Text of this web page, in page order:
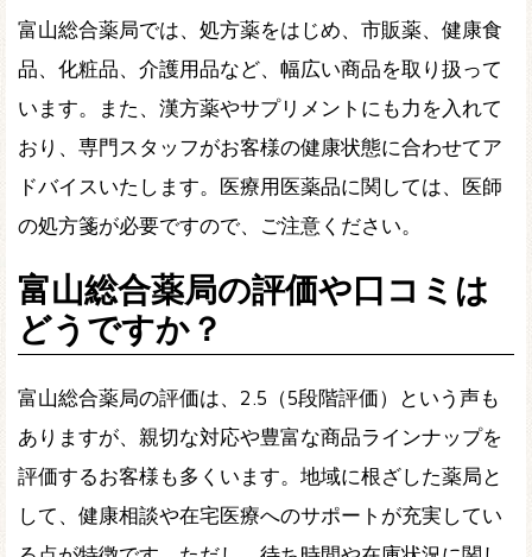
富山総合薬局では、処方薬をはじめ、市販薬、健康食
品、化粧品、介護用品など、幅広い商品を取り扱って
います。また、漢方薬やサプリメントにも力を入れて
おり、専門スタッフがお客様の健康状態に合わせてア
ドバイスいたします。医療用医薬品に関しては、医師
の処方箋が必要ですので、ご注意ください。
富山総合薬局の評価や口コミは
どうですか？
富山総合薬局の評価は、2.5（5段階評価）という声も
ありますが、親切な対応や豊富な商品ラインナップを
評価するお客様も多くいます。地域に根ざした薬局と
して、健康相談や在宅医療へのサポートが充実してい